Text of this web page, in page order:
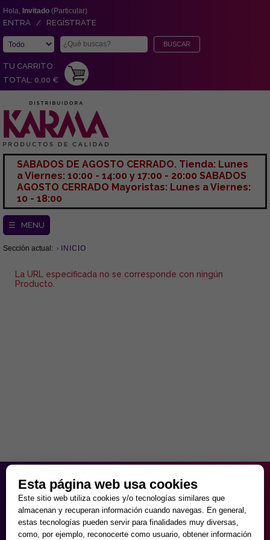
Hola, Invitado (Particular)
ENTRA / REGÍSTRATE
TU CARRITO
TOTAL: 0,00 €
SABADOS DE AGOSTO CERRADO. Tienda: Lunes
a Viernes: 10:00 - 14:00 y 17:00 - 20:00 SABADOS
AGOSTO CERRADO Mayoristas: Lunes a Viernes:
10 - 18:00
☰ MENU
Sección actual: INICIO
La URL especificada no se corresponde con ningún
Producto.
de Lunes a Viernes
9:30 - 20:00
Sábados
10:00 - 14:00 y 17:00 - 20:00
Domingos cerrado.
Esta página web usa cookies
Este sitio web utiliza cookies y/o tecnologías similares que
almacenan y recuperan información cuando navegas. En general,
estas tecnologías pueden servir para finalidades muy diversas,
como, por ejemplo, reconocerte como usuario, obtener información